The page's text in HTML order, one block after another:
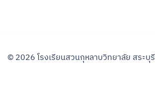
© 2026 โรงเรียนสวนกุหลาบวิทยาลัย สระบุรี